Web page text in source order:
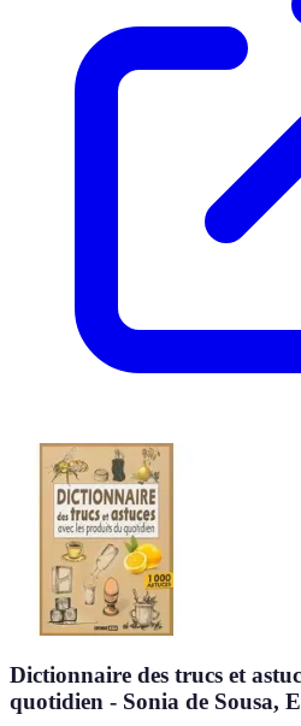
Dictionnaire des trucs et
quotidien - Sonia de Sousa,